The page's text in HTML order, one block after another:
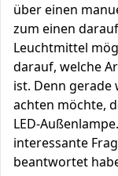
über einen
zum einen
Leuchtmittel
darauf, welche
ist. Denn
achten möchte,
LED-
interessante
beantwortet